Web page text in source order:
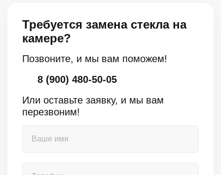
Требуется замена стекла на
камере?
Позвоните, и мы вам поможем!
8 (900) 480-50-05
Или оставьте заявку, и мы вам
перезвоним!